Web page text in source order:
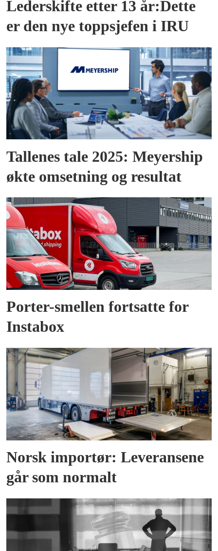
Lederskifte etter 13 år:Dette
er den nye toppsjefen i IRU
Tallenes tale 2025: Meyership
økte omsetning og resultat
Porter-smellen fortsatte for
Instabox
Norsk importør: Leveransene
går som normalt